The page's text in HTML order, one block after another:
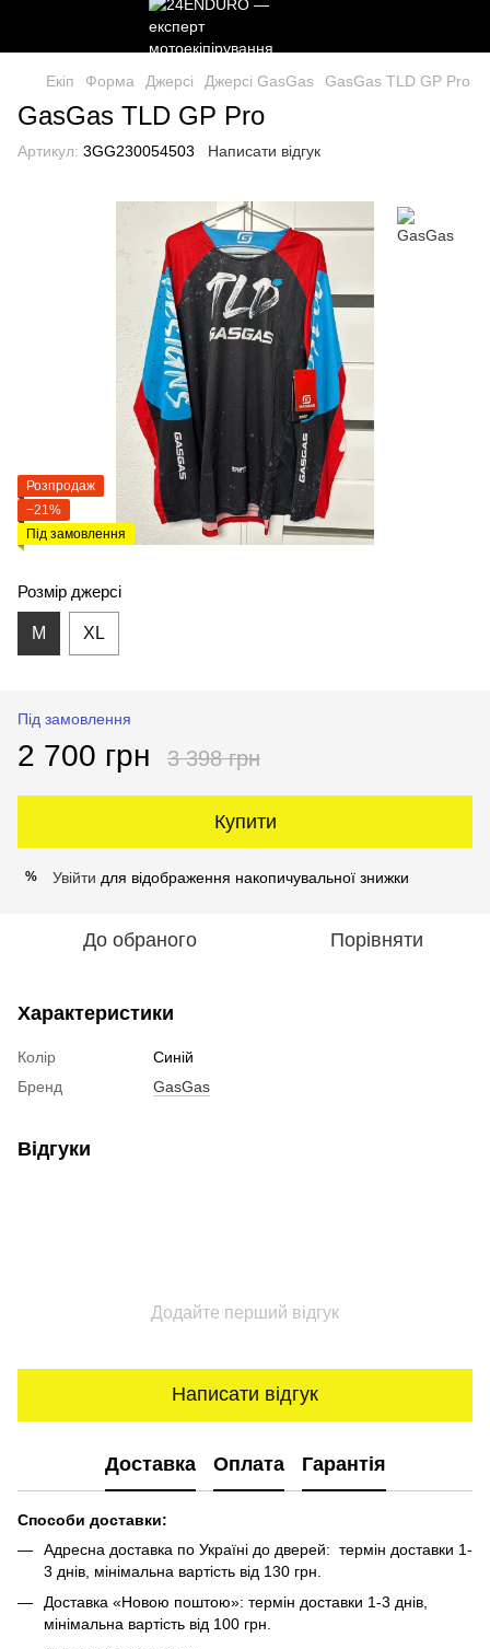
Екіп Форма Джерсі Джерсі GasGas GasGas TLD GP Pro
GasGas TLD GP Pro
Артикул: 3GG230054503 Написати відгук
Розпродаж
−21%
Під замовлення
Розмір джерсі
M XL
Під замовлення
2 700 грн 3 398 грн
Купити
% Увійти для відображення накопичувальної знижки
До обраного Порівняти
Характеристики
Колір
Синій
Бренд
GasGas
Відгуки
Додайте перший відгук
Написати відгук
Доставка Оплата Гарантія
Способи доставки:
Адресна доставка по Україні до дверей: термін доставки 1-
3 днів, мінімальна вартість від 130 грн.
Доставка «Новою поштою»: термін доставки 1-3 днів,
мінімальна вартість від 100 грн.